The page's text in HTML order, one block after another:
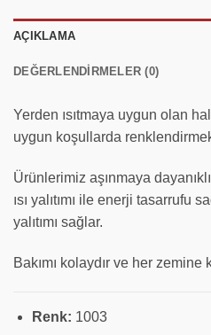
AÇIKLAMA
DEĞERLENDIRMELER (0)
Yerden ısıtmaya uygun olan
uygun koşullarda
Ürünlerimiz aşınmaya
ısı yalıtımı ile enerji tasarrufu
yalıtımı sağlar.
Bakımı kolaydır ve her
Renk: 1003